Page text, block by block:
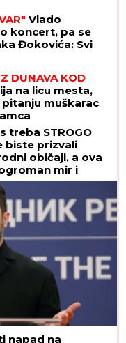
Vlado
koncert, pa se
Đokovića: Svi
DUNAVA KOD
na licu mesta,
pitanju muškarac
treba STROGO
biste prizvali
običaji, a ova
mir i
PETKA
napad na